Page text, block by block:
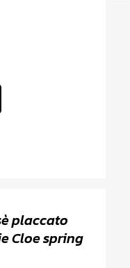
placcato
Cloe spring